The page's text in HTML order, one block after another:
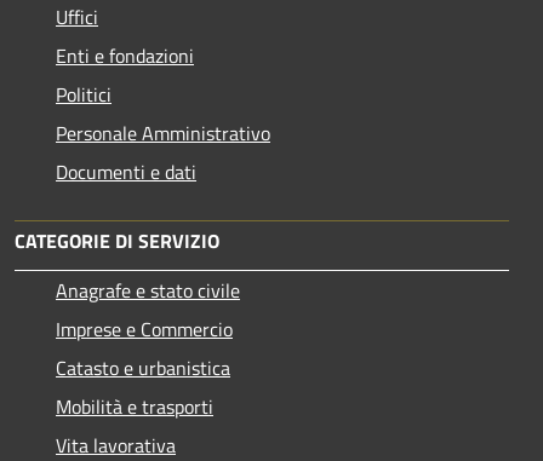
Uffici
Enti e fondazioni
Politici
Personale Amministrativo
Documenti e dati
CATEGORIE DI SERVIZIO
Anagrafe e stato civile
Imprese e Commercio
Catasto e urbanistica
Mobilità e trasporti
Vita lavorativa